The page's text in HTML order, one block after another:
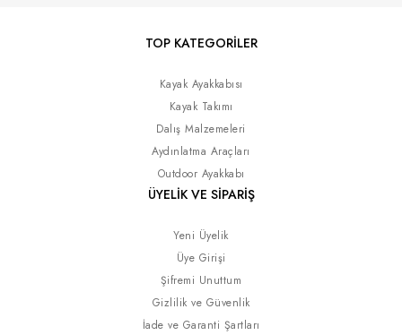
TOP KATEGORİLER
Kayak Ayakkabısı
Kayak Takımı
Dalış Malzemeleri
Aydınlatma Araçları
Outdoor Ayakkabı
ÜYELİK VE SİPARİŞ
Yeni Üyelik
Üye Girişi
Şifremi Unuttum
Gizlilik ve Güvenlik
İade ve Garanti Şartları